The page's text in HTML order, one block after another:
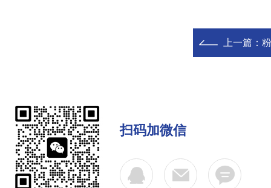
上一篇：
扫码加微信